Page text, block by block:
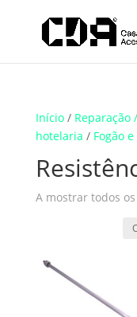
Translate
Início/ Reparação
hotelaria / Fogão
A mostrar todos